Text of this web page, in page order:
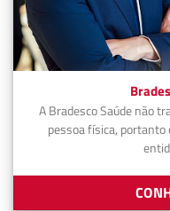
A Bradesco Saúde não
pessoa física, portanto